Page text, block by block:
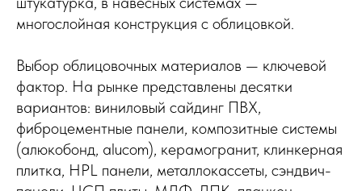
многослойная конструкция с облицовкой.
Выбор облицовочных материалов — ключевой
фактор. На рынке представлены десятки
вариантов: виниловый сайдинг ПВХ,
фиброцементные панели, композитные системы
(алюкобонд, alucom), керамогранит, клинкерная
плитка, HPL панели, металлокассеты, сэндвич-